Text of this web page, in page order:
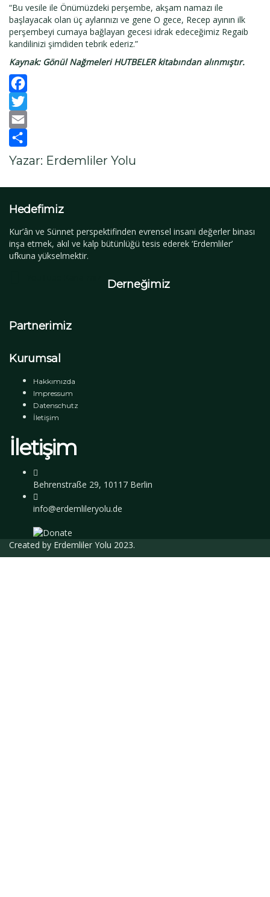
“Bu vesile ile Önümüzdeki perşembe, akşam namazı ile
başlayacak olan üç aylarınızı ve gene O gece, Recep ayının ilk
perşembeyi cumaya bağlayan gecesi idrak edeceğimiz Regaib
kandilinizi şimdiden tebrik ederiz.”
Kaynak: Gönül Nağmeleri HUTBELER kitabından alınmıştır.
Facebook
Twitter
Email
Paylaş
Yazar: Erdemliler Yolu
Hedefimiz
Kur’ân ve Sünnet perspektifinden evrensel insani değerler binası
inşa etmek, akıl ve kalp bütünlüğü tesis ederek ‘Erdemliler’
ufkuna yükselmektir.
Derneğimiz
Partnerimiz
Kurumsal
Hakkımızda
Impressum
Datenschutz
İletişim
İletişim
Behrenstraße 29, 10117 Berlin
info@erdemlileryolu.de
Created by Erdemliler Yolu 2023.